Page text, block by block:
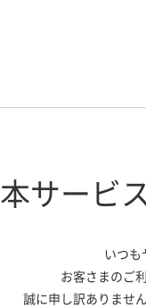
本サービ
いつも
お客さまのご
誠に申し訳ありません